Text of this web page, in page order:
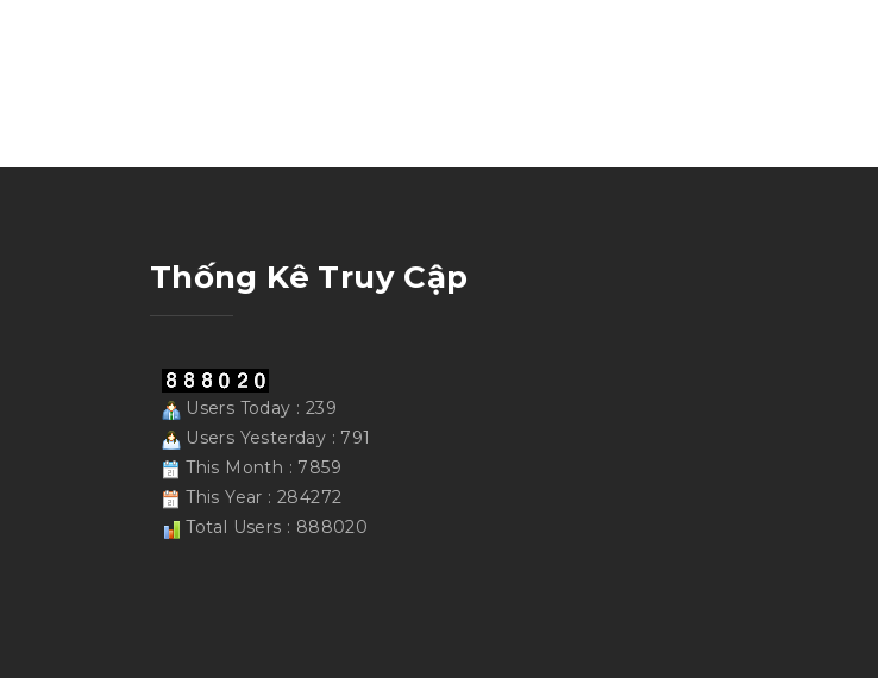
Thống Kê Truy Cập
Users Today : 239
Users Yesterday : 791
This Month : 7859
This Year : 284272
Total Users : 888020